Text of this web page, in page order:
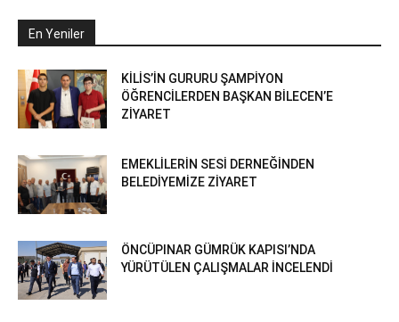
En Yeniler
KİLİS’İN GURURU ŞAMPİYON
ÖĞRENCİLERDEN BAŞKAN BİLECEN’E
ZİYARET
EMEKLİLERİN SESİ DERNEĞİNDEN
BELEDİYEMİZE ZİYARET
ÖNCÜPINAR GÜMRÜK KAPISI’NDA
YÜRÜTÜLEN ÇALIŞMALAR İNCELENDİ